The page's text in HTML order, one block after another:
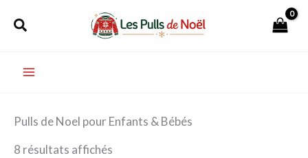
Rechercher
Pulls de Noel pour Enfants & Bébés
8 résultats affichés